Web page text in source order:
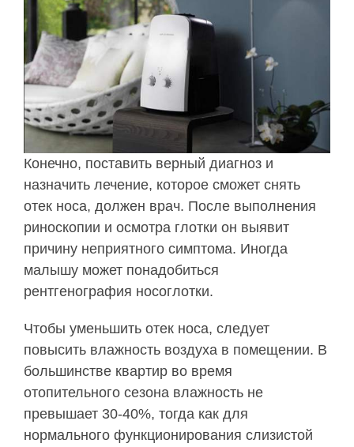
Конечно, поставить верный диагноз и
назначить лечение, которое сможет снять
отек носа, должен врач. После выполнения
риноскопии и осмотра глотки он выявит
причину неприятного симптома. Иногда
малышу может понадобиться
рентгенография носоглотки.
Чтобы уменьшить отек носа, следует
повысить влажность воздуха в помещении. В
большинстве квартир во время
отопительного сезона влажность не
превышает 30-40%, тогда как для
нормального функционирования слизистой